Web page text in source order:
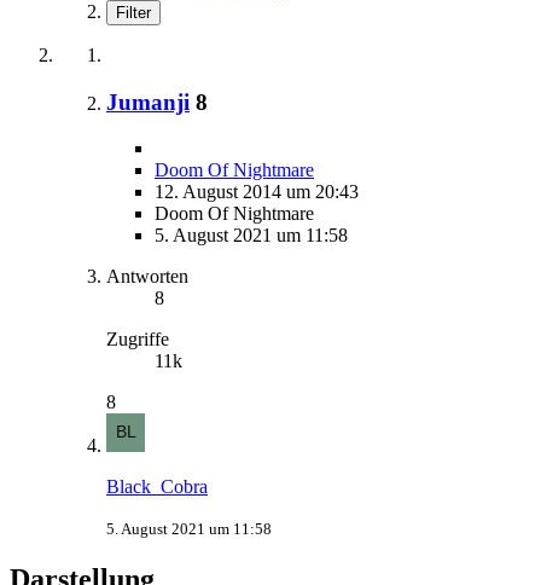
Filter
Jumanji 8
Doom Of Nightmare
12. August 2014 um 20:43
Doom Of Nightmare
5. August 2021 um 11:58
Antworten
8
Zugriffe
11k
8
Black_Cobra
5. August 2021 um 11:58